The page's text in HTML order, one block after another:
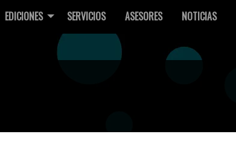
EDICIONES SERVICIOS ASESORES NOTICIAS